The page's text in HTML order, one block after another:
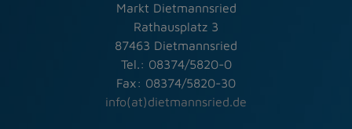
Markt Dietmannsried
Rathausplatz 3
87463 Dietmannsried
Tel.: 08374/5820-0
Fax: 08374/5820-30
info(at)dietmannsried.de